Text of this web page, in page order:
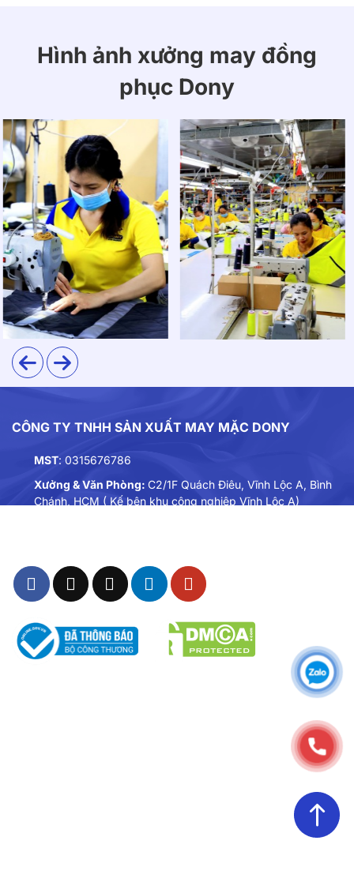
Hình ảnh xưởng may đồng
phục Dony
CÔNG TY TNHH SẢN XUẤT MAY MẶC DONY
MST: 0315676786
Xưởng & Văn Phòng: C2/1F Quách Điêu, Vĩnh Lộc A, Bình
Chánh, HCM ( Kế bên khu công nghiệp Vĩnh Lộc A)